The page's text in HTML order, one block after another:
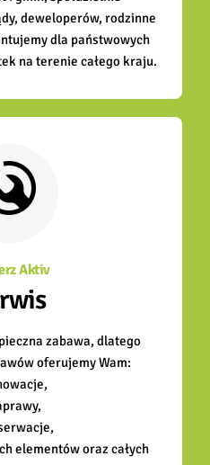
deweloperów, rodzinne
dla państwowych
na terenie całego kraju.
Aktiv
zabawa, dlatego
oferujemy Wam:
elementów oraz całych